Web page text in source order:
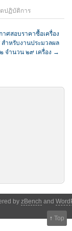
ปฏิบัติการ
าศสอบราคาซื้อเครื่อง
สำหรับงานประมวลผล
จำนวน ๒๙ เครื่อง →
by zBench and
↑ Top